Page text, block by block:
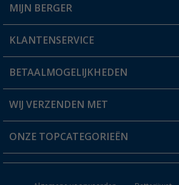
Winkel vinden
MIJN BERGER
Mijn account
Status bestelling
Verlanglijstje
KLANTENSERVICE
FAQ & Contact
Verzendinformatie
Catalogus
BETAALMOGELIJKHEDEN
WIJ VERZENDEN MET
ONZE TOPCATEGORIEËN